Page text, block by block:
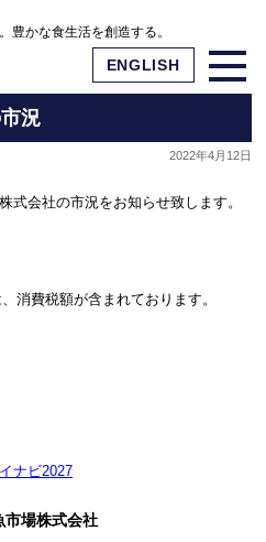
豊かな食生活を創造する。
ENGLISH
況
2022年4月12日
式会社の市況をお知らせ致します。
消費税額が含まれております。